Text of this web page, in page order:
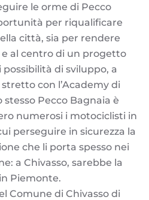
le orme di Pecco
per riqualificare
città, sia per rendere
al centro di un progetto
di sviluppo, a
con l’Academy di
stesso Pecco Bagnaia è
numerosi i motociclisti in
perseguire in sicurezza la
che li porta spesso nei
a Chivasso, sarebbe la
Piemonte.
Comune di Chivasso di